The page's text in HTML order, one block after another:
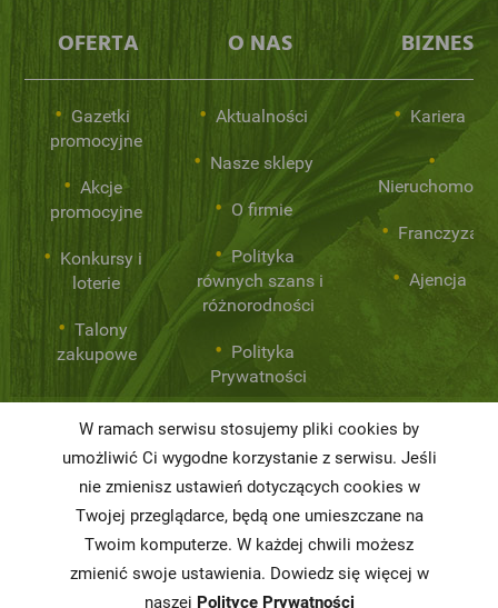
OFERTA
Gazetki
promocyjne
Akcje
promocyjne
Konkursy i
loterie
Talony
zakupowe
O NAS
Aktualności
Nasze sklepy
O firmie
Polityka
równych szans i
różnorodności
Polityka
Prywatności
Niemarnowanie
żywności
Informacja o
realizowanej
strategii
podatkowej
BIZNES
Kariera
Nieruchomości
Franczyza
Ajencja
W ramach serwisu stosujemy pliki cookies by
umożliwić Ci wygodne korzystanie z serwisu. Jeśli
nie zmienisz ustawień dotyczących cookies w
Twojej przeglądarce, będą one umieszczane na
Twoim komputerze. W każdej chwili możesz
zmienić swoje ustawienia. Dowiedz się więcej w
naszej Polityce Prywatności